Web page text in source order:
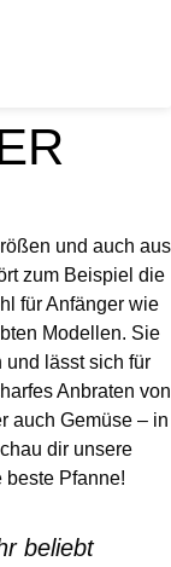
und auch aus
zum Beispiel die
für Anfänger wie
Modellen. Sie
lässt sich für
Anbraten von
auch Gemüse – in
dir unsere
Pfanne!
beliebt